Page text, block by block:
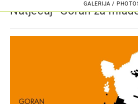
GALERIJA /
Natječaj “Goran za